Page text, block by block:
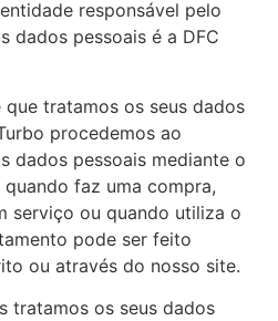
responsável pelo
dados pessoais é a DFC
que tratamos os seus dados
procedemos ao
dados pessoais mediante o
faz uma compra,
serviço ou quando utiliza o
pode ser feito
ou através do nosso site.
tratamos os seus dados